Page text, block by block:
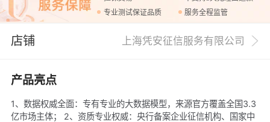
专业测试保证品质
服务全程监管
店铺 上海凭安征信服务有限公司
产品亮点
1、数据权威全面：专有专业的大数据模型，来源官方覆盖全国3.3
亿市场主体； 2、资质专业权威：央行备案企业征信机构、国家中